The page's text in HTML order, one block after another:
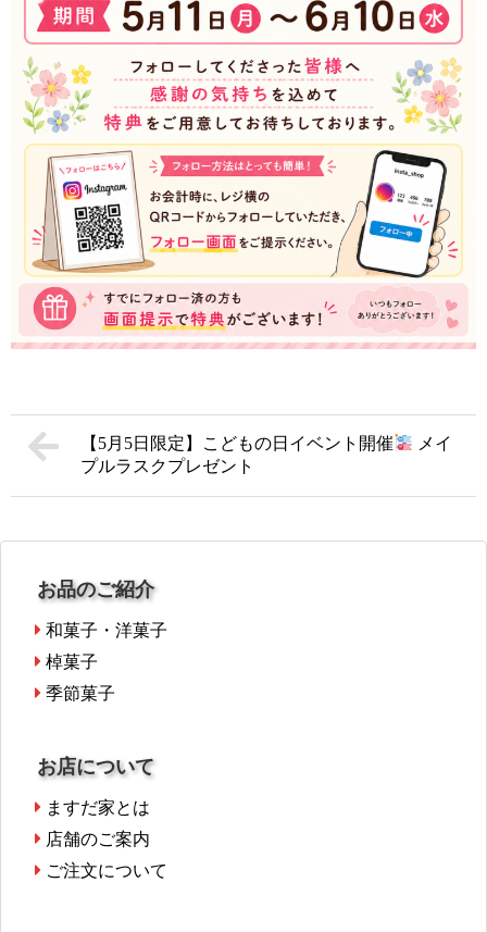
【5月5日限定】こどもの日イベント開催
メイ
プルラスクプレゼント
お品のご紹介
和菓子・洋菓子
棹菓子
季節菓子
お店について
ますだ家とは
店舗のご案内
ご注文について